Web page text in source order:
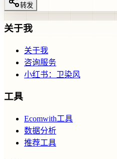
转发
关于我
关于我
咨询服务
小红书：卫染风
工具
Ecomwith工具
数据分析
推荐工具